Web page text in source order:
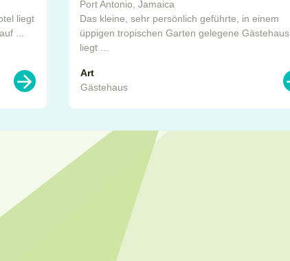
liegt
...
Port Antonio, Jamaica
Das kleine, sehr persönlich geführte, in einem
üppigen tropischen Garten gelegene Gästehaus
liegt ...
Art
Gästehaus